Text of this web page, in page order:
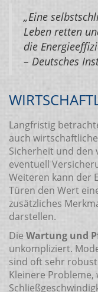
„Eine
Leben retten
die
– Deutsches
Langfristig
auch
Sicherheit und den
eventuell
Weiteren kann der
Türen den Wert
zusätzliches
darstellen.
Die Wartung und
unkompliziert.
sind oft sehr
Kleinere